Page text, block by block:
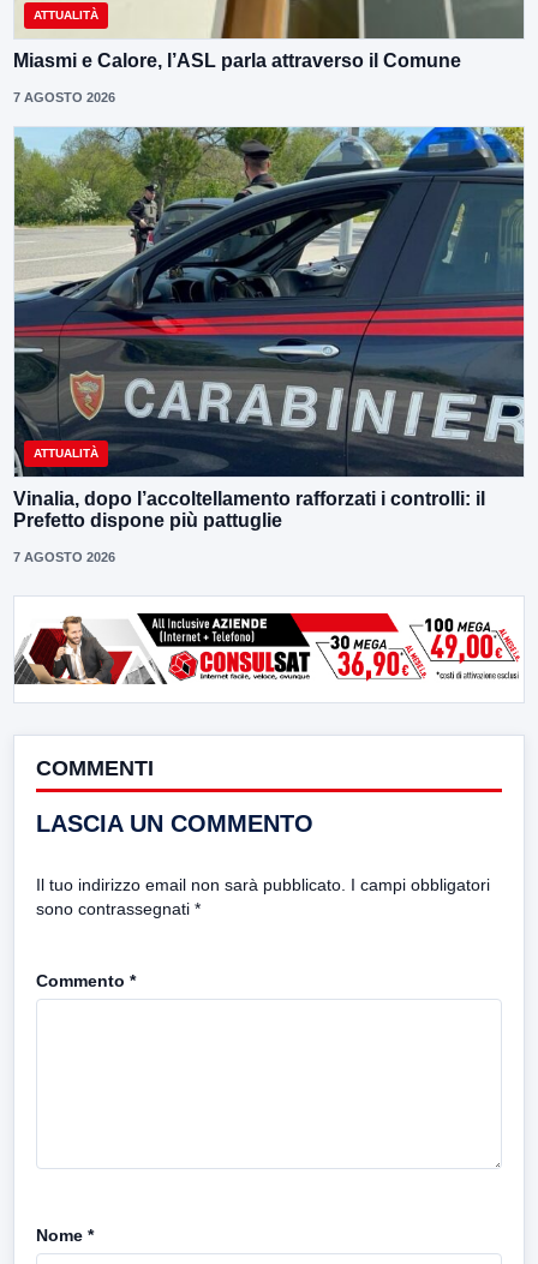
ATTUALITÀ
Miasmi e Calore, l’ASL parla attraverso il Comune
7 AGOSTO 2026
ATTUALITÀ
Vinalia, dopo l’accoltellamento rafforzati i controlli: il
Prefetto dispone più pattuglie
7 AGOSTO 2026
COMMENTI
LASCIA UN COMMENTO
Il tuo indirizzo email non sarà pubblicato. I campi obbligatori
sono contrassegnati *
Commento *
Nome *